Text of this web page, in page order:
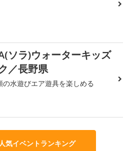
ソラ)ウォーターキッズ
／長野県
の水遊びエア遊具を楽しめる
気イベントランキング